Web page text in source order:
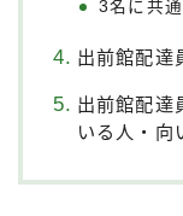
3名に共
出前館配達
出前館配達
いる人・向